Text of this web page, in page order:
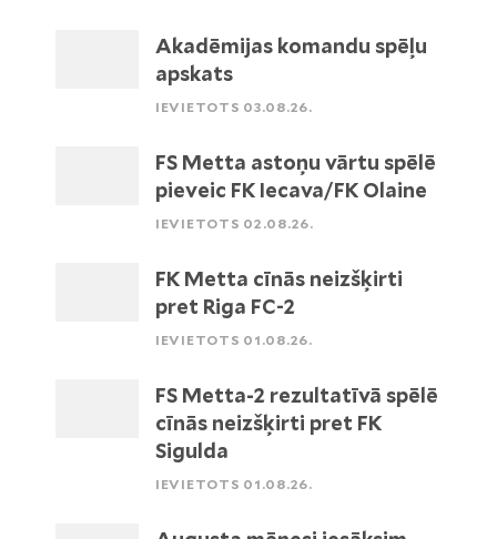
Akadēmijas komandu spēļu
apskats
IEVIETOTS 03.08.26.
FS Metta astoņu vārtu spēlē
pieveic FK Iecava/FK Olaine
IEVIETOTS 02.08.26.
FK Metta cīnās neizšķirti
pret Riga FC-2
IEVIETOTS 01.08.26.
FS Metta-2 rezultatīvā spēlē
cīnās neizšķirti pret FK
Sigulda
IEVIETOTS 01.08.26.